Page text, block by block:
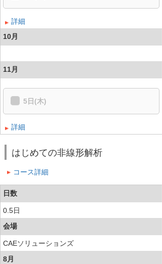
詳細
10月
11月
5日(木)
詳細
はじめての非線形解析
コース詳細
日数
0.5日
会場
CAEソリューションズ
8月